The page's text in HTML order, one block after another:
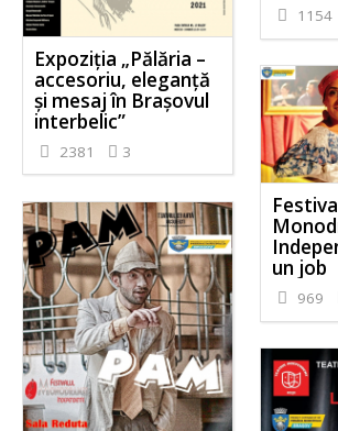
1154
Expoziția „Pălăria –
accesoriu, eleganță
și mesaj în Brașovul
interbelic”
2381 3
un job
969